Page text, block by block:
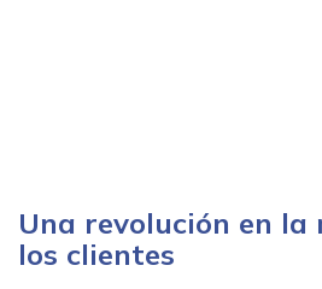
Una revolución en la
los clientes